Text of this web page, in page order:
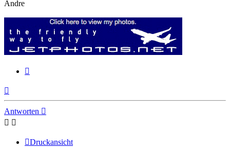
Andre
Antworten
Druckansicht